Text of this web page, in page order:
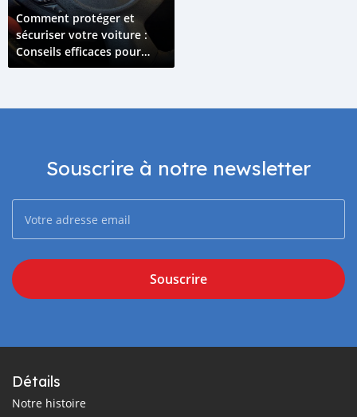
Comment protéger et
sécuriser votre voiture :
Conseils efficaces pour
prévenir le vol
Souscrire à notre newsletter
Souscrire
Détails
Notre histoire